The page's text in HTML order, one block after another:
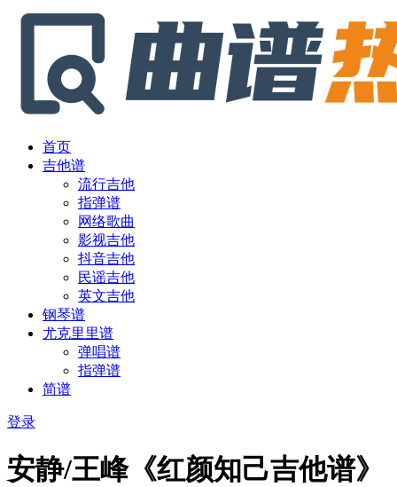
首页
吉他谱
流行吉他
指弹谱
网络歌曲
影视吉他
抖音吉他
民谣吉他
英文吉他
钢琴谱
尤克里里谱
弹唱谱
指弹谱
简谱
登录
安静/王峰《红颜知己吉他谱》